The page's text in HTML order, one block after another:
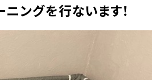
ングを行ないます！